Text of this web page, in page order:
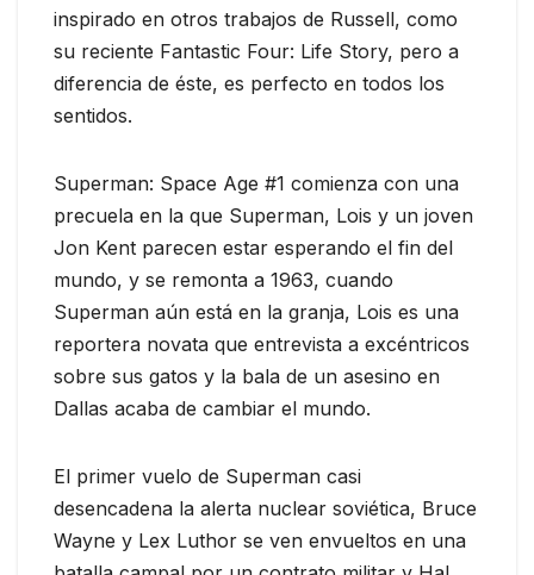
inspirado en otros trabajos de Russell, como
su reciente Fantastic Four: Life Story, pero a
diferencia de éste, es perfecto en todos los
sentidos.
Superman: Space Age #1 comienza con una
precuela en la que Superman, Lois y un joven
Jon Kent parecen estar esperando el fin del
mundo, y se remonta a 1963, cuando
Superman aún está en la granja, Lois es una
reportera novata que entrevista a excéntricos
sobre sus gatos y la bala de un asesino en
Dallas acaba de cambiar el mundo.
El primer vuelo de Superman casi
desencadena la alerta nuclear soviética, Bruce
Wayne y Lex Luthor se ven envueltos en una